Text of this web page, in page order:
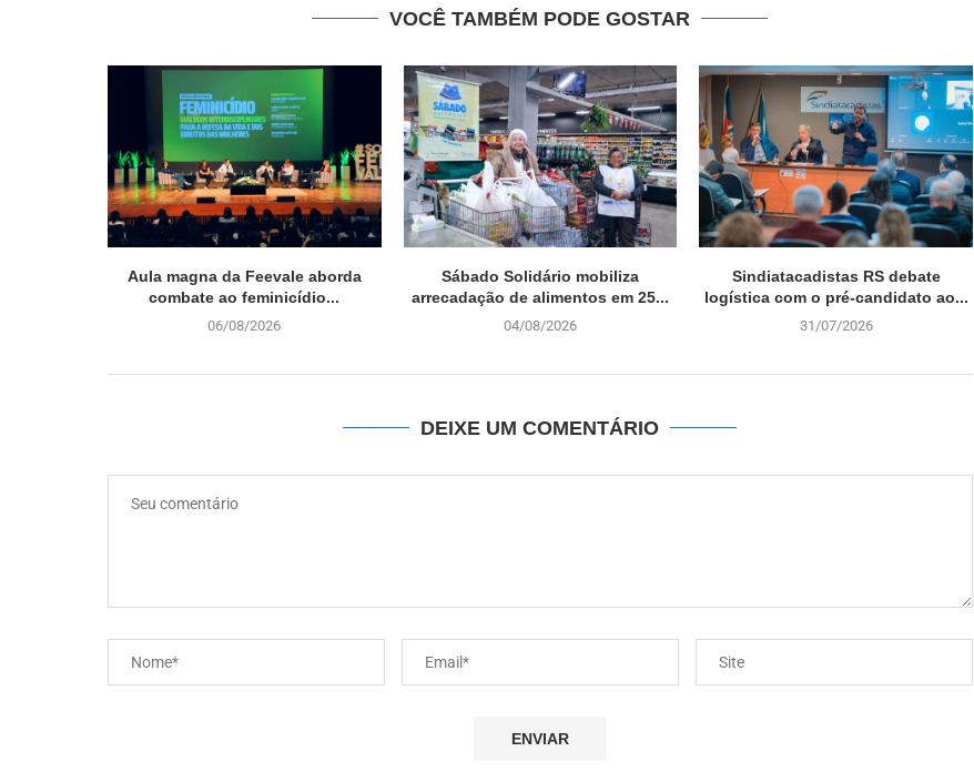
VOCÊ TAMBÉM PODE GOSTAR
Aula magna da Feevale aborda
combate ao feminicídio...
06/08/2026
Sábado Solidário mobiliza
arrecadação de alimentos em 25...
04/08/2026
Sindiatacadistas RS debate
logística com o pré-candidato ao...
31/07/2026
DEIXE UM COMENTÁRIO